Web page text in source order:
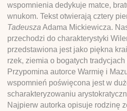
wspomnienia dedykuje matce,
wnukom. Tekst otwierają cztery
Tadeusza Adama Mickiewicza.
przechodzi do charakterystyki
przedstawiona jest jako piękna
rzek, ziemia o bogatych
Przypomina autorce Warmię i
wspomnień poświęcona jest w
scharakteryzowaniu
Najpierw autorka opisuje rodzinę